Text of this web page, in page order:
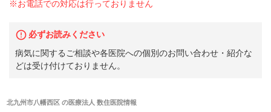
※お電話での対応は行っておりません
必ずお読みください
病気に関するご相談や各医院への個別のお問い合わせ・紹介な
どは受け付けておりません。
北九州市八幡西区の医療法人 数住医院情報